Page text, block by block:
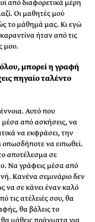
από διαφορετικά μέρη
Οι μαθητές μού
το μάθημά μας. Κι εγώ
ήταν από τις
μου.
μπορεί η γραφή
πηγαίο ταλέντο
Αυτό που
από ασκήσεις, να
να εκφράσει, την
οπωσδήποτε να ειπωθεί.
το αποτέλεσμα σε
Να γράφεις μέσα από
Κανένα σεμινάριο δεν
να σε κάνει έναν καλό
τις ατέλειές σου, θα
θα βάλεις το